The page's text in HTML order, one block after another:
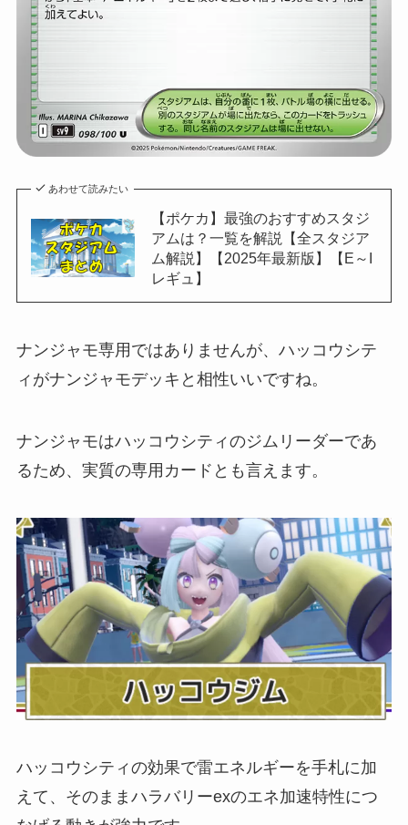
あわせて読みたい
【ポケカ】最強のおすすめスタジ
アムは？一覧を解説【全スタジア
ム解説】【2025年最新版】【E～I
レギュ】
ナンジャモ専用ではありませんが、ハッコウシテ
ィがナンジャモデッキと相性いいですね。
ナンジャモはハッコウシティのジムリーダーであ
るため、実質の専用カードとも言えます。
ハッコウシティの効果で雷エネルギーを手札に加
えて、そのままハラバリーexのエネ加速特性につ